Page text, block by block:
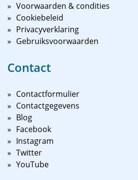
Voorwaarden & condities
Cookiebeleid
Privacyverklaring
Gebruiksvoorwaarden
Contact
Contactformulier
Contactgegevens
Blog
Facebook
Instagram
Twitter
YouTube